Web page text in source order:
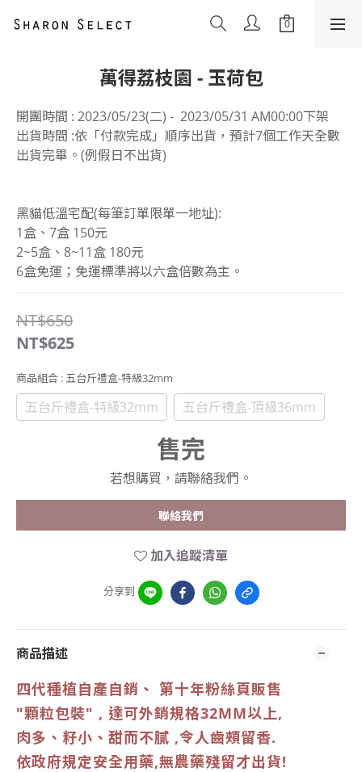
萬得荔枝園 - 玉荷包
開團時間 : 2023/05/23(二) -  2023/05/31 AM00:00下架
出貨時間 :依「付款完成」順序出貨，預計7個工作天全數
出貨完畢。(例假日不出貨)
黑貓低溫宅配(每筆訂單限單一地址):
1盒、7盒 150元
2~5盒、8~11盒 180元
6盒免運；免運標準將以六盒倍數為主。
NT$650
NT$625
商品組合 : 五台斤禮盒-特級32mm
五台斤禮盒-特級32mm 五台斤禮盒-頂級36mm
售完
若想購買，請聯絡我們。
聯絡我們
加入追蹤清單
分享到
商品描述
四代種植自產自銷、 第十年粉絲頁販售
"顆粒包裝" , 達可外銷規格32MM以上,
肉多、籽小、甜而不膩 ,令人齒頰留香.
依政府規定安全用藥,無農藥殘留才出貨!